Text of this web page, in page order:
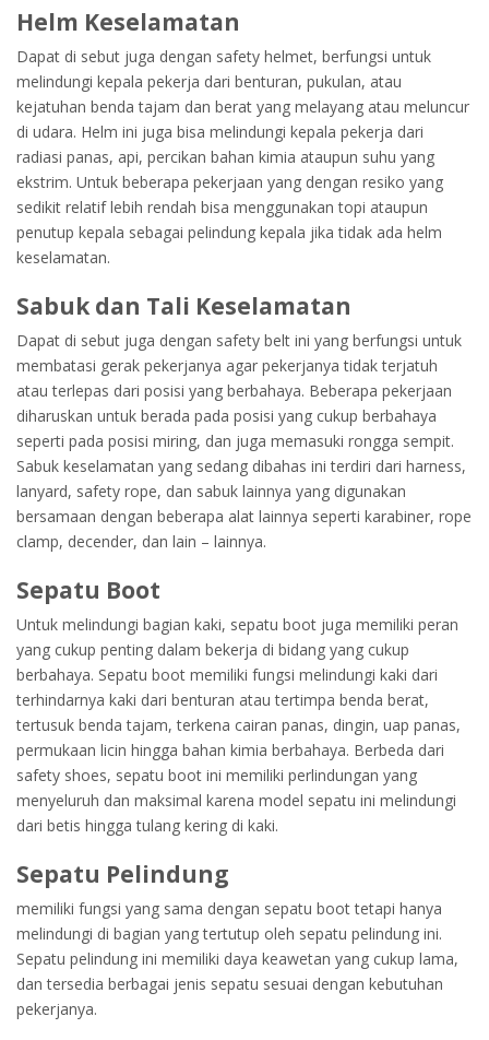
Helm Keselamatan
Dapat di sebut juga dengan safety helmet, berfungsi untuk
melindungi kepala pekerja dari benturan, pukulan, atau
kejatuhan benda tajam dan berat yang melayang atau meluncur
di udara. Helm ini juga bisa melindungi kepala pekerja dari
radiasi panas, api, percikan bahan kimia ataupun suhu yang
ekstrim. Untuk beberapa pekerjaan yang dengan resiko yang
sedikit relatif lebih rendah bisa menggunakan topi ataupun
penutup kepala sebagai pelindung kepala jika tidak ada helm
keselamatan.
Sabuk dan Tali Keselamatan
Dapat di sebut juga dengan safety belt ini yang berfungsi untuk
membatasi gerak pekerjanya agar pekerjanya tidak terjatuh
atau terlepas dari posisi yang berbahaya. Beberapa pekerjaan
diharuskan untuk berada pada posisi yang cukup berbahaya
seperti pada posisi miring, dan juga memasuki rongga sempit.
Sabuk keselamatan yang sedang dibahas ini terdiri dari harness,
lanyard, safety rope, dan sabuk lainnya yang digunakan
bersamaan dengan beberapa alat lainnya seperti karabiner, rope
clamp, decender, dan lain – lainnya.
Sepatu Boot
Untuk melindungi bagian kaki, sepatu boot juga memiliki peran
yang cukup penting dalam bekerja di bidang yang cukup
berbahaya. Sepatu boot memiliki fungsi melindungi kaki dari
terhindarnya kaki dari benturan atau tertimpa benda berat,
tertusuk benda tajam, terkena cairan panas, dingin, uap panas,
permukaan licin hingga bahan kimia berbahaya. Berbeda dari
safety shoes, sepatu boot ini memiliki perlindungan yang
menyeluruh dan maksimal karena model sepatu ini melindungi
dari betis hingga tulang kering di kaki.
Sepatu Pelindung
memiliki fungsi yang sama dengan sepatu boot tetapi hanya
melindungi di bagian yang tertutup oleh sepatu pelindung ini.
Sepatu pelindung ini memiliki daya keawetan yang cukup lama,
dan tersedia berbagai jenis sepatu sesuai dengan kebutuhan
pekerjanya.